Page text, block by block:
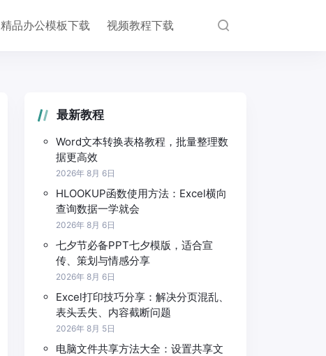
精品办公模板下载 视频教程下载
最新教程
Word文本转换表格教程，批量整理数
据更高效
2026年 8月 6日
HLOOKUP函数使用方法：Excel横向
查询数据一学就会
2026年 8月 6日
七夕节必备PPT七夕模版，适合宣
传、策划与情感分享
2026年 8月 6日
Excel打印技巧分享：解决分页混乱、
表头丢失、内容截断问题
2026年 8月 5日
电脑文件共享方法大全：设置共享文